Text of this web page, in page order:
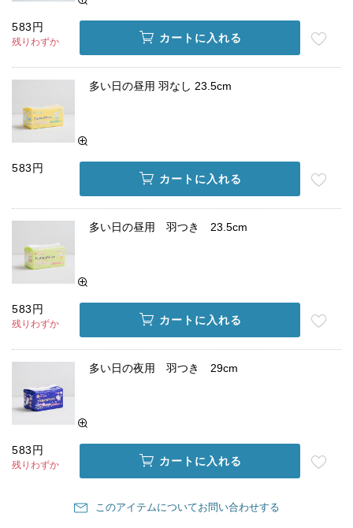
583円
残りわずか カートに入れる
多い日の昼用 羽なし 23.5cm
583円
カートに入れる
多い日の昼用 羽つき 23.5cm
583円
残りわずか カートに入れる
多い日の夜用 羽つき 29cm
583円
残りわずか カートに入れる
このアイテムについてお問い合わせする